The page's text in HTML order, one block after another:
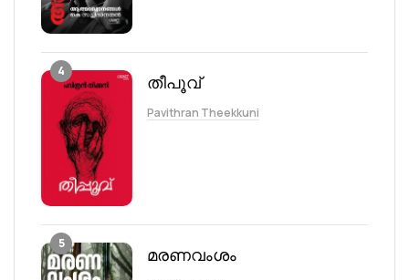
4
തീപൂവ്
Pavithran Theekkuni
5
മരണവംശം